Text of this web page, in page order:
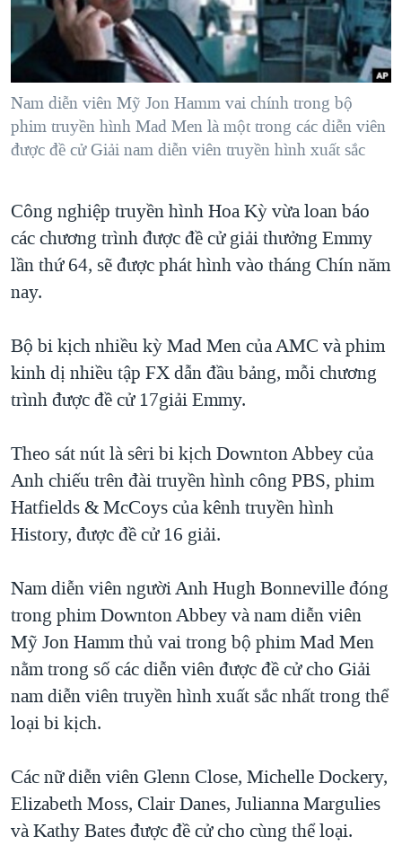
NGƯỜI VIỆT HẢI NGOẠI
ĐỜI SỐNG
KINH TẾ
SỨC KHOẺ
THỂ THAO
GIÁO DỤC
TẠI
HÀNH TRÌNH BẦU CỬ 2024
MỘT NĂM CHIẾN TRANH TẠI DẢI GAZA
GIẢI MÃ VÀNH ĐAI & CON ĐƯỜNG
NGÀY TỊ NẠN THẾ GIỚI
CHI PHÍ CHIẾN TRANH AFGHANISTAN
CÁC GIÁ TRỊ CỘNG HÒA Ở VIỆT NAM
THƯỢNG ĐỈNH TRUMP-KIM TẠI VIỆT NAM
NGƯ DÂN VIỆT VÀ LÀN SÓNG TRỘM HẢI SÂM
BÊN KIA QUỐC LỘ: TIẾNG VỌNG TỪ NÔNG THÔN MỸ
VIDEO
NGHE
MẠNG XÃ HỘI
Nam diễn viên Mỹ Jon Hamm vai chính trong bộ
phim truyền hình Mad Men là một trong các diễn viên
được đề cử Giải nam diễn viên truyền hình xuất sắc
Công nghiệp truyền hình Hoa Kỳ vừa loan báo
các chương trình được đề cử giải thưởng Emmy
lần thứ 64, sẽ được phát hình vào tháng Chín năm
nay.
Bộ bi kịch nhiều kỳ Mad Men của AMC và phim
kinh dị nhiều tập FX dẫn đầu bảng, mỗi chương
trình được đề cử 17giải Emmy.
Theo sát nút là sêri bi kịch Downton Abbey của
Anh chiếu trên đài truyền hình công PBS, phim
Hatfields & McCoys của kênh truyền hình
History, được đề cử 16 giải.
Nam diễn viên người Anh Hugh Bonneville đóng
trong phim Downton Abbey và nam diễn viên
Mỹ Jon Hamm thủ vai trong bộ phim Mad Men
nằm trong số các diễn viên được đề cử cho Giải
nam diễn viên truyền hình xuất sắc nhất trong thể
loại bi kịch.
Các nữ diễn viên Glenn Close, Michelle Dockery,
Elizabeth Moss, Clair Danes, Julianna Margulies
và Kathy Bates được đề cử cho cùng thể loại.